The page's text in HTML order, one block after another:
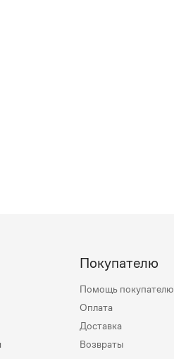
Покупателю
Помощь покупателю
Оплата
Доставка
Возвраты